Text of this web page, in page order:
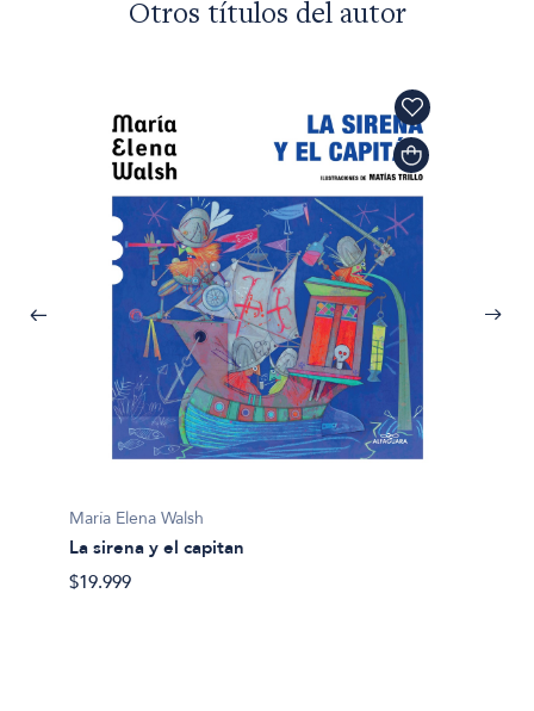
Otros títulos del autor
María Elena Walsh
La sirena y el capitan
$19.999